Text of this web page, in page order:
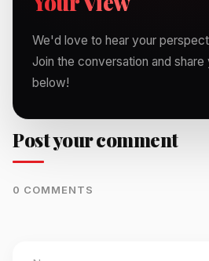
We'd love to hear your
Join the conversation and share
below!
Post your comment
0 COMMENTS